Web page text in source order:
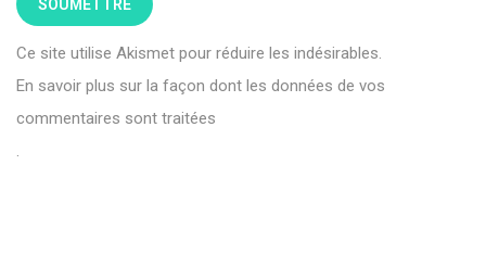
Ce site utilise Akismet pour réduire les indésirables.
En savoir plus sur la façon dont les données de vos
commentaires sont traitées
.